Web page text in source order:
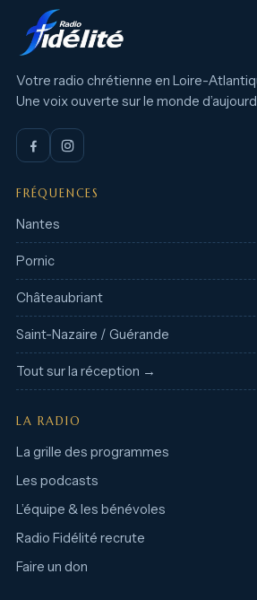
Votre radio chrétienne en Loire-
Une voix ouverte sur le monde
FRÉQUENCES
Nantes
Pornic
Châteaubriant
Saint-Nazaire / Guérande
Tout sur la réception →
LA RADIO
La grille des programmes
Les podcasts
L’équipe & les bénévoles
Radio Fidélité recrute
Faire un don